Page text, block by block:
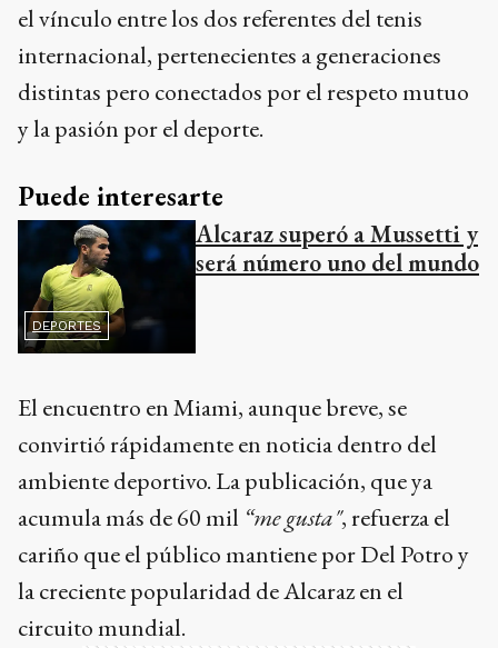
el vínculo entre los dos referentes del tenis
internacional, pertenecientes a generaciones
distintas pero conectados por el respeto mutuo
y la pasión por el deporte.
Puede interesarte
DEPORTES
Alcaraz superó a Mussetti y
será número uno del mundo
El encuentro en Miami, aunque breve, se
convirtió rápidamente en noticia dentro del
ambiente deportivo. La publicación, que ya
acumula más de 60 mil “me gusta", refuerza el
cariño que el público mantiene por Del Potro y
la creciente popularidad de Alcaraz en el
circuito mundial.